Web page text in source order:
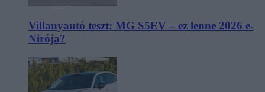
Villanyautó teszt: MG S5EV – ez lenne 2026 e-
Nirója?